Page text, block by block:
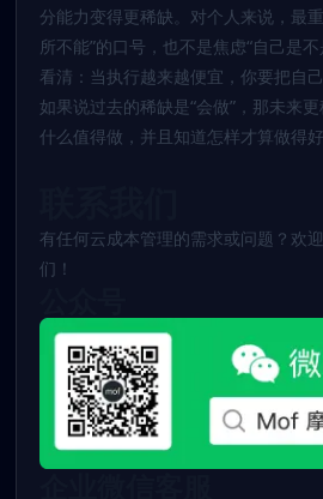
分能力变得更稀缺。对个人来说，最
所不能”的口号，也不是焦虑“自己是
看清：当执行越来越便宜，你要把自
如果说过去的稀缺是“会做”，那未来
什么值得做，并且知道怎样才算做得好
有任何云成本管理的需求或问题？欢
们！